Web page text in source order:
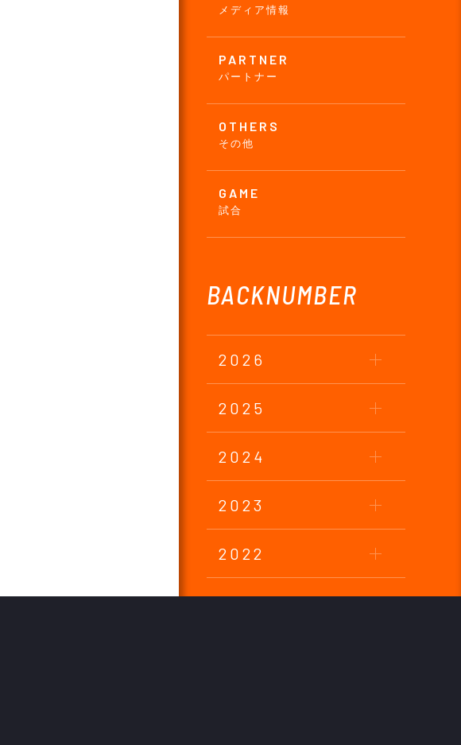
メディア情報
PARTNER
パートナー
OTHERS
その他
GAME
試合
BACKNUMBER
2026
2025
2024
2023
2022
2021